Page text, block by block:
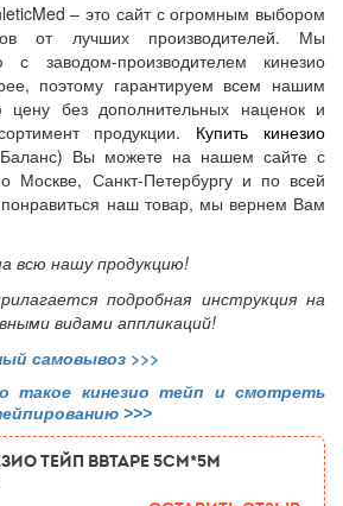
– это сайт с огромным выбором
от лучших производителей. Мы
заводом-производителем кинезио
поэтому гарантируем всем нашим
цену без дополнительных наценок и
продукции. Купить кинезио
Вы можете на нашем сайте с
Москве, Санкт-Петербургу и по всей
наш товар, мы вернем Вам
всю нашу продукцию!
подробная инструкция на
видами аппликаций!
самовывоз >>>
такое кинезио тейп и смотреть
>>>
тейп BBTape 5см*5м